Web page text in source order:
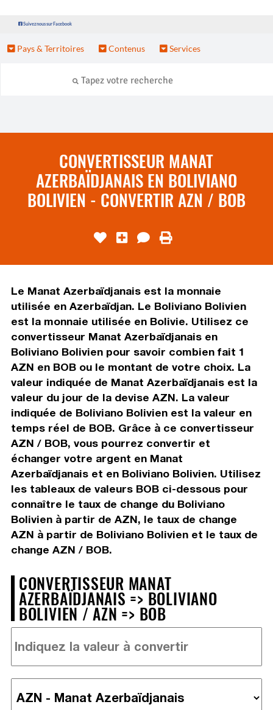
Suivez nous sur Facebook
Pays & Territoires Contenus Services
CONVERTISSEUR MANAT
AZERBAÏDJANAIS EN BOLIVIANO
BOLIVIEN - CONVERTIR AZN / BOB
Le Manat Azerbaïdjanais est la monnaie
utilisée en Azerbaïdjan. Le Boliviano Bolivien
est la monnaie utilisée en Bolivie. Utilisez ce
convertisseur Manat Azerbaïdjanais en
Boliviano Bolivien pour savoir combien fait 1
AZN en BOB ou le montant de votre choix. La
valeur indiquée de Manat Azerbaïdjanais est la
valeur du jour de la devise AZN. La valeur
indiquée de Boliviano Bolivien est la valeur en
temps réel de BOB. Grâce à ce convertisseur
AZN / BOB, vous pourrez convertir et
échanger votre argent en Manat
Azerbaïdjanais et en Boliviano Bolivien. Utilisez
les tableaux de valeurs BOB ci-dessous pour
connaître le taux de change du Boliviano
Bolivien à partir de AZN, le taux de change
AZN à partir de Boliviano Bolivien et le taux de
change AZN / BOB.
CONVERTISSEUR MANAT
AZERBAÏDJANAIS => BOLIVIANO
BOLIVIEN / AZN => BOB